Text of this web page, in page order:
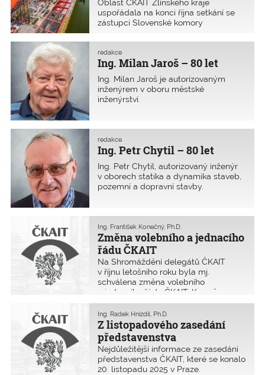
Ředitelství silnic a dálnic, Správy
železnic, Ředitelství vodních cest,
starostové měst, obcí a krajů
Oblast ČKAIT Zlínského kraje
uspořádala na konci října setkání se
zástupci Slovenské komory
sdružení Trnava. Cílem bylo sdílení
odborných informací a navázání
nových příhraničních pracovních
z České a Slovenské republiky.
Ing. Milan Jaroš – 80 let
redakce
Ing. Milan Jaroš je autorizovaným
inženýrem v oboru městské
inženýrství.
Ing. Petr Chytil – 80 let
redakce
Ing. Petr Chytil, autorizovaný inženýr
v oborech statika a dynamika staveb,
pozemní a dopravní stavby.
Změna volebního a jednacího
řádu ČKAIT
Ing. František Konečný, Ph.D.
Na Shromáždění delegátů ČKAIT
v říjnu letošního roku byla mj.
schválena změna volebního
a jednacího řádu ČKAIT. Kromě
několika technických a upřesňujících
úprav, byl hlavní změnou návrh
kandidátů do výborů oblastí,
představenstva, dozorčí rady
a stavovského soudu.
Z listopadového zasedání
představenstva
Ing. Radek Hnízdil, Ph.D.
Nejdůležitější informace ze zasedání
představenstva ČKAIT, které se konalo
20. listopadu 2025 v Praze.